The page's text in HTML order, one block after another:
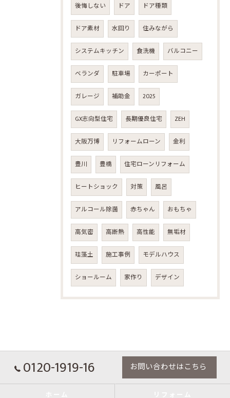
後悔しない ドア ドア種類
ドア素材 水回り 住みながら
システムキッチン 食洗機 バルコニー
ベランダ 駐車場 カーポート
ガレージ 補助金 2025
GX志向型住宅 長期優良住宅 ZEH
大阪万博 リフォームローン 金利
豊川 豊橋 住宅ローンリフォーム
ヒートショック 対策 風呂
アルコール除菌 赤ちゃん おもちゃ
高気密 高断熱 高性能 無垢材
珪藻土 施工事例 モデルハウス
ショールーム 家作り デザイン
0120-1919-16 お問い合わせはこちら